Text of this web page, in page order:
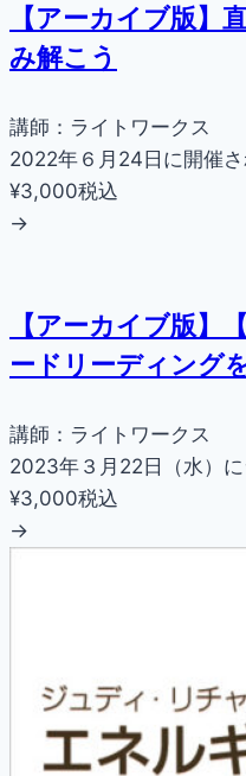
【アーカイブ版】
み解こう
講師：ライトワークス
2022年６月24日に開催
¥3,000税込
→
【アーカイブ版】
ードリーディング
講師：ライトワークス
2023年３月22日（水）
¥3,000税込
→